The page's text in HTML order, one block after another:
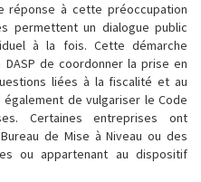
réponse à cette préoccupation
permettent un dialogue public
à la fois. Cette démarche
de coordonner la prise en
liées à la fiscalité et au
de vulgariser le Code
Certaines entreprises ont
de Mise à Niveau ou des
ou appartenant au dispositif